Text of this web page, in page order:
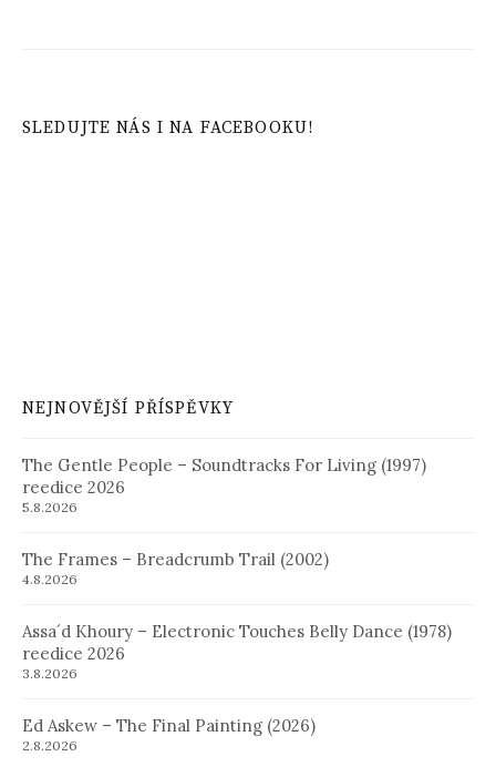
SLEDUJTE NÁS I NA FACEBOOKU!
NEJNOVĚJŠÍ PŘÍSPĚVKY
The Gentle People – Soundtracks For Living (1997)
reedice 2026
5.8.2026
The Frames – Breadcrumb Trail (2002)
4.8.2026
Assa´d Khoury – Electronic Touches Belly Dance (1978)
reedice 2026
3.8.2026
Ed Askew – The Final Painting (2026)
2.8.2026